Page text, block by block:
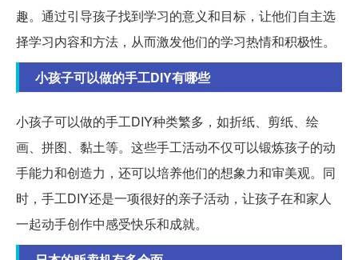
趣。通过引导孩子找到学习的意义和目标，让他们自主选
择学习内容和方法，从而激发他们的学习热情和积极性。
小孩子可以做的手工DIY有哪些
小孩子可以做的手工DIY种类繁多，如折纸、剪纸、绘
画、拼图、黏土等。这些手工活动不仅可以锻炼孩子的动
手能力和创造力，还可以培养他们的想象力和审美观。同
时，手工DIY还是一项很好的亲子活动，让孩子在和家人
一起动手创作中感受快乐和成就。